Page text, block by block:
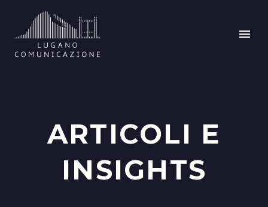
ARTICOLI E
INSIGHTS